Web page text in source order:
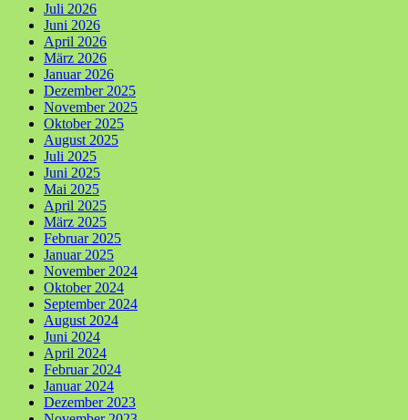
Juli 2026
Juni 2026
April 2026
März 2026
Januar 2026
Dezember 2025
November 2025
Oktober 2025
August 2025
Juli 2025
Juni 2025
Mai 2025
April 2025
März 2025
Februar 2025
Januar 2025
November 2024
Oktober 2024
September 2024
August 2024
Juni 2024
April 2024
Februar 2024
Januar 2024
Dezember 2023